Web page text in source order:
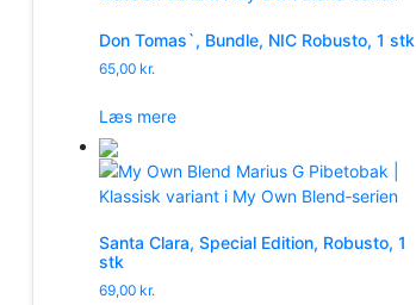
Don Tomas`, Bundle, NIC Robusto, 1 stk
65,00 kr.
Læs mere
Santa Clara, Special Edition, Robusto, 1
stk
69,00 kr.